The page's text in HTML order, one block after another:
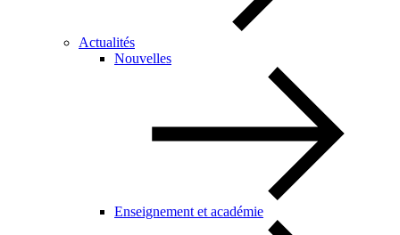
Actualités
Nouvelles
Enseignement et académie